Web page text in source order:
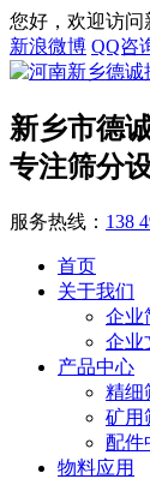
您好，欢迎访问
新浪微博 QQ咨
新乡市德
专注筛分
服务热线： 138
首页
关于我们
企业
企业
产品中心
精细
矿用
配件
物料应用